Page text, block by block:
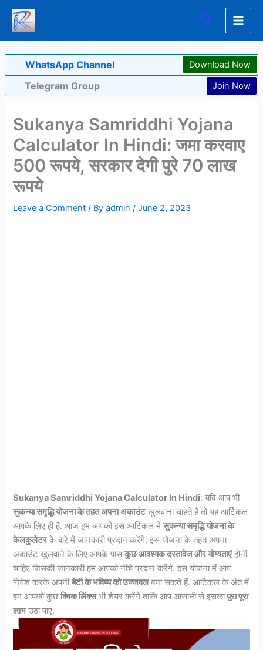
Skip
content
Search
WhatsApp Channel Download Now
Telegram Group Join Now
Sukanya Samriddhi Yojana
Calculator In Hindi: जमा करवाए
500 रूपये, सरकार देगी पुरे 70 लाख
रूपये
Leave a Comment / Byadmin/June 2, 2023
Sukanya Samriddhi Yojana Calculator In Hindi: यदि आप भी
सुकन्या समृद्धि योजना के तहत अपना अकाउंटखुलवाना चाहते हैं तो यह आर्टिकल
आपके लिए ही है. आज हम आपको इस आर्टिकल मेंसुकन्या समृद्धि योजना के
केलकुलेटरके बारे में जानकारी प्रदान करेंगे. इस योजना के तहत अपना
अकाउंट खुलवाने के लिए आपके पासकुछ आवश्यक दस्तावेज और योग्यताएंहोनी
चाहिए जिसकी जानकारी हम आपको नीचे प्रदान करेंगे. इस योजना में आप
निवेश करके अपनीबेटी के भविष्य को उज्जवलबना सकते हैं. आर्टिकल के अंत में
हम आपको कुछक्विक लिंक्सभी शेयर करेंगे ताकि आप आसानी से इसकापूरा पूरा
लाभउठा पाए.